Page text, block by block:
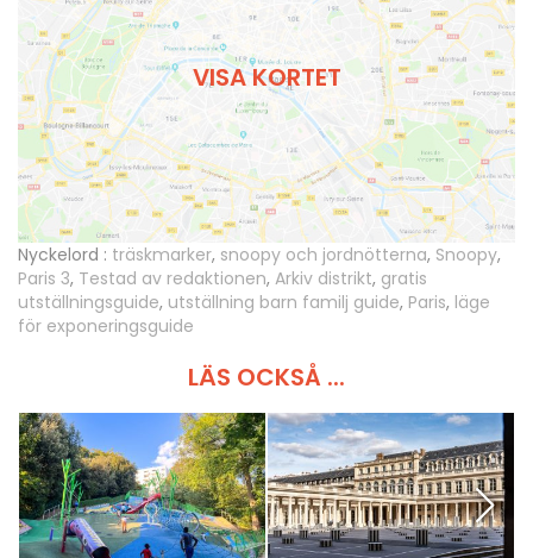
VISA KORTET
Nyckelord : träskmarker, snoopy och jordnötterna, Snoopy,
Paris 3, Testad av redaktionen, Arkiv distrikt, gratis
utställningsguide, utställning barn familj guide, Paris, läge
för exponeringsguide
LÄS OCKSÅ ...